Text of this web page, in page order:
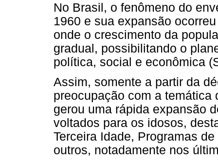
No Brasil, o fenômeno do
1960 e sua expansão
onde o crescimento da
gradual, possibilitando o
política, social e econômica
Assim, somente a partir da
preocupação com a
gerou uma rápida expansão
voltados para os idosos,
Terceira Idade, Programas
outros, notadamente nos